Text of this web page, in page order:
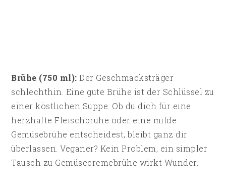
Brühe (750 ml): Der Geschmacksträger
schlechthin. Eine gute Brühe ist der Schlüssel zu
einer köstlichen Suppe. Ob du dich für eine
herzhafte Fleischbrühe oder eine milde
Gemüsebrühe entscheidest, bleibt ganz dir
überlassen. Veganer? Kein Problem, ein simpler
Tausch zu Gemüsecremebrühe wirkt Wunder.